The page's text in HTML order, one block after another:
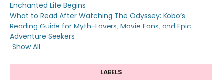
Enchanted Life Begins
What to Read After Watching The Odyssey: Kobo’s
Reading Guide for Myth-Lovers, Movie Fans, and Epic
Adventure Seekers
Show All
LABELS